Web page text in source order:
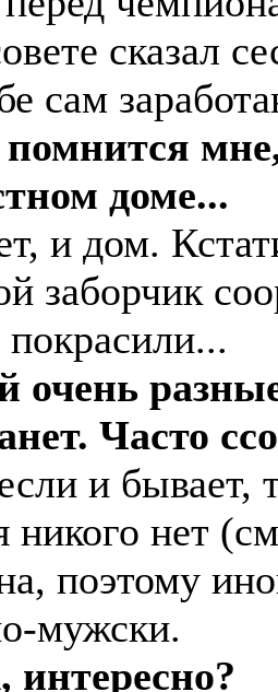
сказал
сам
мне,
доме...
и дом.
заборчик
очень
Часто
и бывает,
нет
поэтому
мужски.